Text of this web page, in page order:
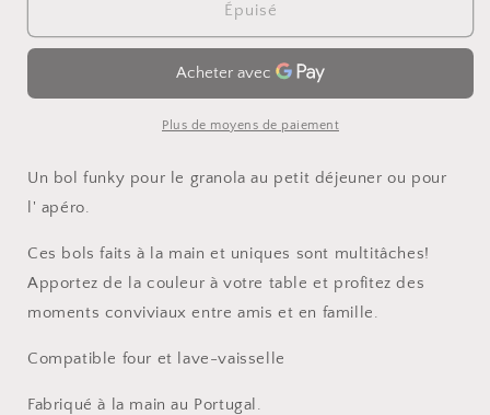
Bol
Bol
splash
Épuisé
Plus de moyens de paiement
Un bol funky pour le granola au petit déjeuner ou pour
l' apéro.
Ces bols faits à la main et uniques sont multitâches!
Apportez de la couleur à votre table et profitez des
moments conviviaux entre amis et en famille.
Compatible four et lave-vaisselle
Fabriqué à la main au Portugal.